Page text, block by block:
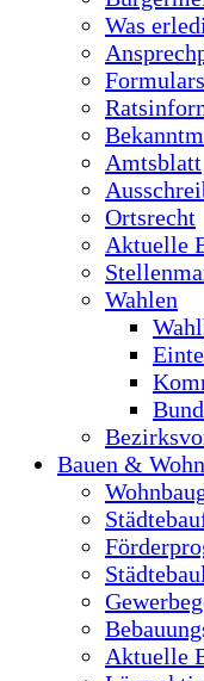
Was
Amtsblatt
Ortsrecht
Aktuelle
Wahlen
Bauen &
Aktuelle